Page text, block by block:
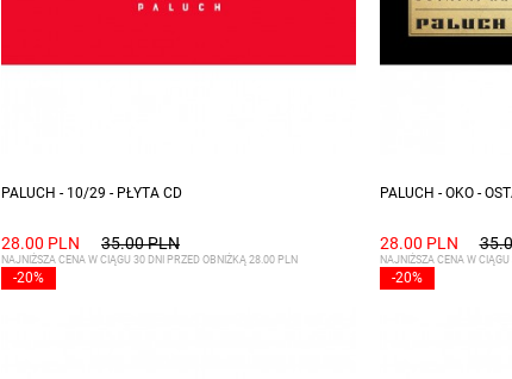
PALUCH - 10/29 - PŁYTA CD
28.00 PLN 35.00 PLN
-20%
NAJNIŻSZA CENA W CIĄGU 30 DNI PRZED OBNIŻKĄ 28.00 PLN
PALUCH - OKO -
28.00 PLN
-20%
NAJNIŻSZA CENA W